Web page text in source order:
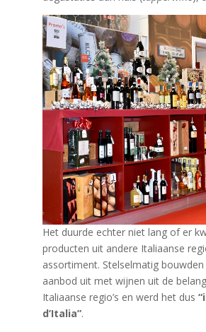
Het duurde echter niet lang of er
producten uit andere Italiaanse
assortiment. Stelselmatig
aanbod uit met wijnen uit de
Italiaanse regio’s en werd het dus
d’Italia”.